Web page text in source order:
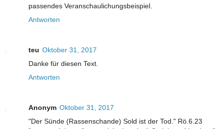
passendes Veranschaulichungsbeispiel.
Antworten
teu Oktober 31, 2017
Danke für diesen Text.
Antworten
Anonym Oktober 31, 2017
"Der Sünde (Rassenschande) Sold ist der Tod." Rö.6.23